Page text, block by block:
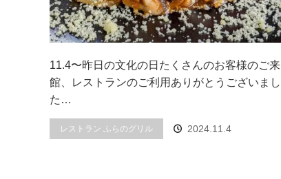
11.4〜昨日の文化の日たくさんのお客様のご来
館、レストランのご利用ありがとうございまし
た…
レストラン ふらのグリル 2024.11.4